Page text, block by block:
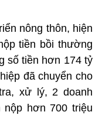
nông thôn, hiện
tiền bồi thường
số tiền hơn 174 tỷ
đã chuyển cho
xử lý, 2 doanh
nộp hơn 700 triệu